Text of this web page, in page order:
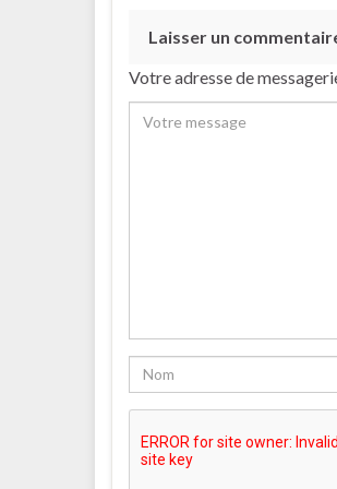
Laisser un
Votre adresse de